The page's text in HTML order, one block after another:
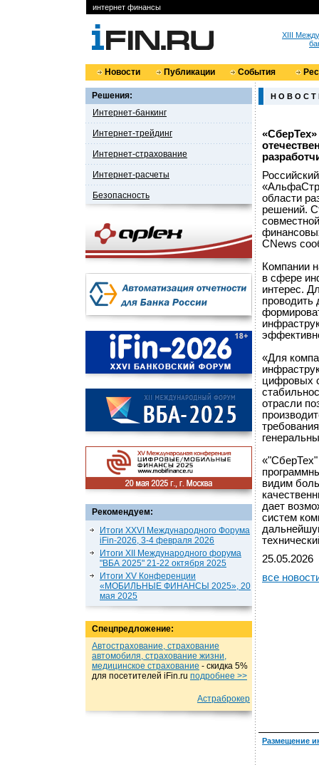
интернет финансы
XIII
Новости Публикации События
Решения:
Интернет-банкинг
Интернет-трейдинг
Интернет-страхование
Интернет-расчеты
Безопасность
Рекомендуем:
Итоги XXVI Международного Форума
iFin-2026, 3-4 февраля 2026
Итоги XII Международного форума
"ВБА 2025" 21-22 октября 2025
Итоги XV Конференции
«МОБИЛЬНЫЕ ФИНАНСЫ 2025», 20
мая 2025
Спецпредложение:
Автострахование, страхование
автомобиля, страхование жизни,
медицинское страхование - cкидка 5%
для посетителей iFin.ru подробнеe >>
Астраброкер
Н О В О С Т
области
решений.
CNews
Компании
в сфере
интерес.
проводить
«Для
цифровых
отрасли
видим
дает
систем
25.05.2026
все
Размещение